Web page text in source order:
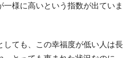
一様に高いという指数が出ていま
しても、この幸福度が低い人は長